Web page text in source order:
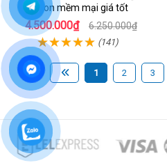
silicon mềm mại giá tốt
4.500.000₫ 6.250.000₫
(141)
1 2 3